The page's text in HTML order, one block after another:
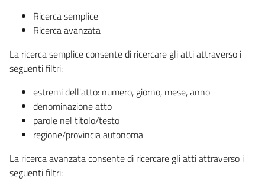
Ricerca semplice
Ricerca avanzata
La ricerca semplice consente di ricercare gli atti attraverso i
seguenti filtri:
estremi dell'atto: numero, giorno, mese, anno
denominazione atto
parole nel titolo/testo
regione/provincia autonoma
La ricerca avanzata consente di ricercare gli atti attraverso i
seguenti filtri: